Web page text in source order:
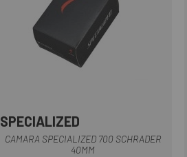
Multi
SPECIALIZED
CAMARA SPECIALIZED 700 SCHRADER
40MM